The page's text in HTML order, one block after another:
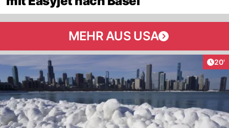
MEHR AUS USA
20'